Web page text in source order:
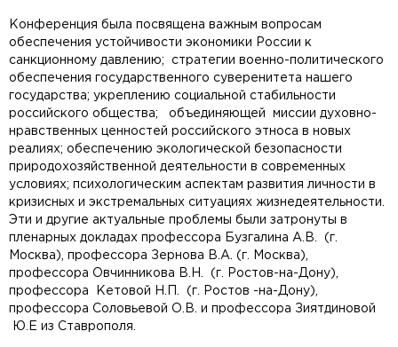
Конференция была посвящена важным вопросам
обеспечения устойчивости экономики России к
санкционному давлению; стратегии военно-политического
обеспечения государственного суверенитета нашего
государства; укреплению социальной стабильности
российского общества; объединяющей миссии духовно-
нравственных ценностей российского этноса в новых
реалиях; обеспечению экологической безопасности
природохозяйственной деятельности в современных
условиях; психологическим аспектам развития личности в
кризисных и экстремальных ситуациях жизнедеятельности.
Эти и другие актуальные проблемы были затронуты в
пленарных докладах профессора Бузгалина А.В. (г.
Москва), профессора Зернова В.А. (г. Москва),
профессора Овчинникова В.Н. (г. Ростов-на-Дону),
профессора Кетовой Н.П. (г. Ростов -на-Дону),
профессора Соловьевой О.В. и профессора Зиятдиновой
Ю.Е из Ставрополя.